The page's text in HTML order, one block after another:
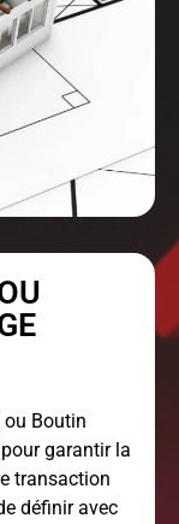
ou Boutin
garantir la
transaction
définir avec